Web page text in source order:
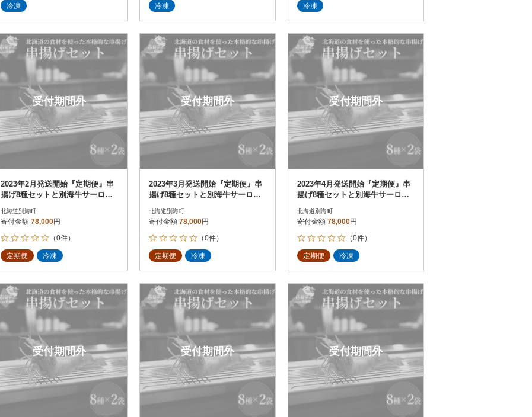
冷凍 冷凍 冷凍
受付期間外
2023年2月発送開始『定期便』串
揚げ8種セットと別海牛サーロイ
北海道別海町
寄付金額 78,000円
（0件）
定期便 冷凍
受付期間外
2023年3月発送開始『定期便』串
揚げ8種セットと別海牛サーロイ
北海道別海町
寄付金額 78,000円
（0件）
定期便 冷凍
受付期間外
2023年4月発送開始『定期便』串
揚げ8種セットと別海牛サーロイ
北海道別海町
寄付金額 78,000円
（0件）
定期便 冷凍
受付期間外 受付期間外 受付期間外